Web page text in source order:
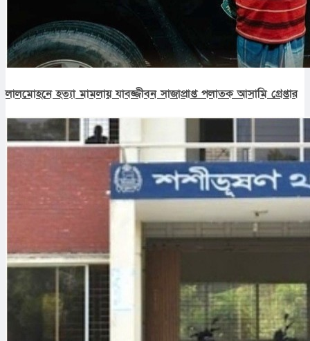
লালমোহনে হত্যা মামলায় যাবজ্জীবন সাজাপ্রাপ্ত পলাতক আসামি গ্রেপ্তার